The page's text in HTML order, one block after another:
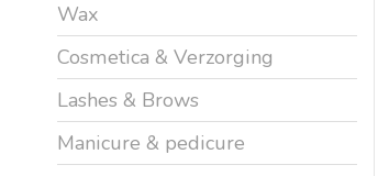
Wax
Cosmetica & Verzorging
Lashes & Brows
Manicure & pedicure